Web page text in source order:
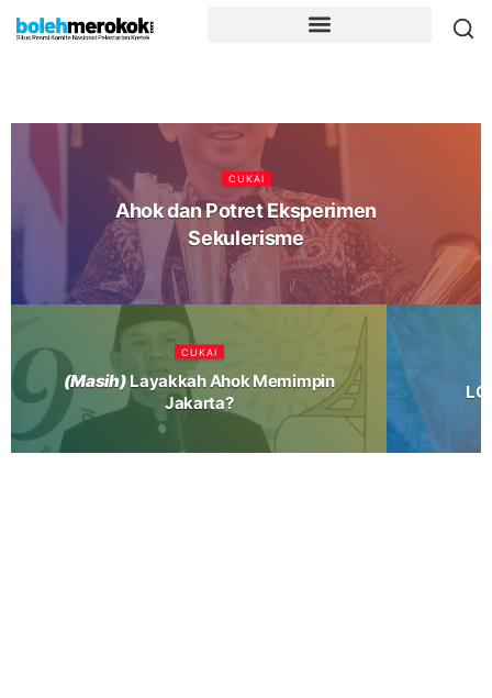
CUKAI
Ahok dan Potret Eksperimen
Sekulerisme
CUKAI
(Masih) Layakkah Ahok Memimpin
Jakarta?